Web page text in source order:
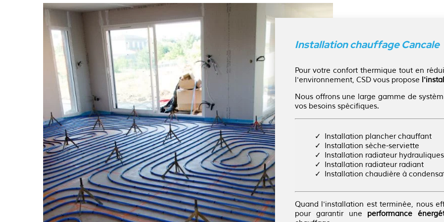
Installation chauffage Cancale
Pour votre confort thermique tout en
l'environnement, CSD vous propose
Nous offrons une large gamme de
vos besoins spécifiques.
Installation plancher chauffant
Installation sèche-serviette
Installation radiateur hydrauliques
Installation radiateur radiant
Installation chaudière à
Quand l'installation est terminée, nous
pour garantir une performance